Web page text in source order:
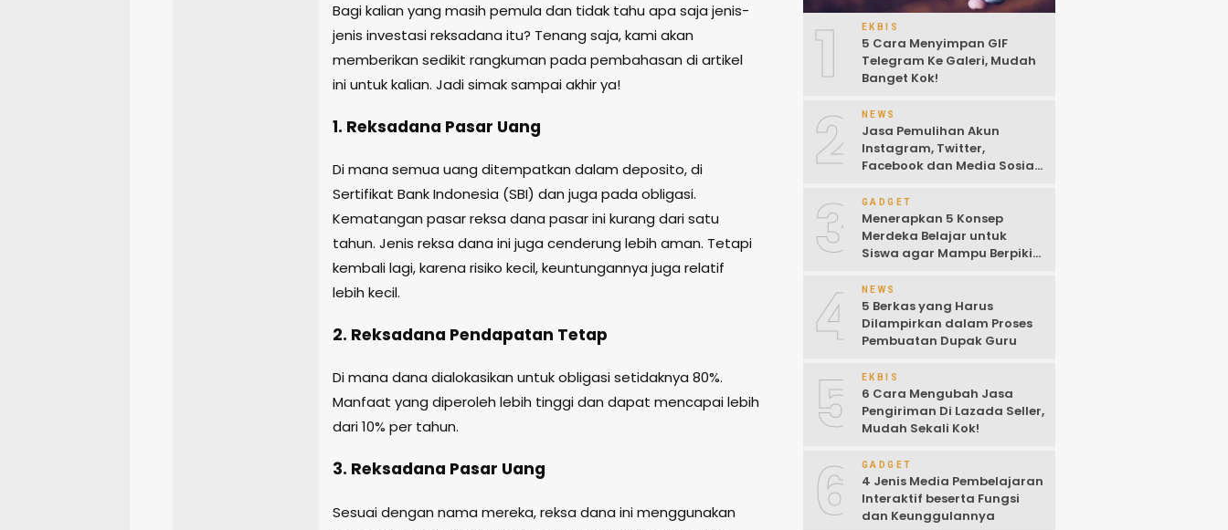
Bagi kalian yang masih pemula dan tidak tahu apa saja jenis-
jenis investasi reksadana itu? Tenang saja, kami akan
memberikan sedikit rangkuman pada pembahasan di artikel
ini untuk kalian. Jadi simak sampai akhir ya!
1. Reksadana Pasar Uang
Di mana semua uang ditempatkan dalam deposito, di
Sertifikat Bank Indonesia (SBI) dan juga pada obligasi.
Kematangan pasar reksa dana pasar ini kurang dari satu
tahun. Jenis reksa dana ini juga cenderung lebih aman. Tetapi
kembali lagi, karena risiko kecil, keuntungannya juga relatif
lebih kecil.
2. Reksadana Pendapatan Tetap
Di mana dana dialokasikan untuk obligasi setidaknya 80%.
Manfaat yang diperoleh lebih tinggi dan dapat mencapai lebih
dari 10% per tahun.
3. Reksadana Pasar Uang
Sesuai dengan nama mereka, reksa dana ini menggunakan
1 EKBIS
5 Cara Menyimpan GIF
Telegram Ke Galeri, Mudah
Banget Kok!
2 NEWS
Jasa Pemulihan Akun
Instagram, Twitter,
Facebook dan Media Sosial
2022)
3 GADGET
Menerapkan 5 Konsep
Merdeka Belajar untuk
Siswa agar Mampu Berpikir
4 NEWS
5 Berkas yang Harus
Dilampirkan dalam Proses
Pembuatan Dupak Guru
5 EKBIS
6 Cara Mengubah Jasa
Pengiriman Di Lazada Seller,
Mudah Sekali Kok!
6 GADGET
4 Jenis Media Pembelajaran
Interaktif beserta Fungsi
dan Keunggulannya